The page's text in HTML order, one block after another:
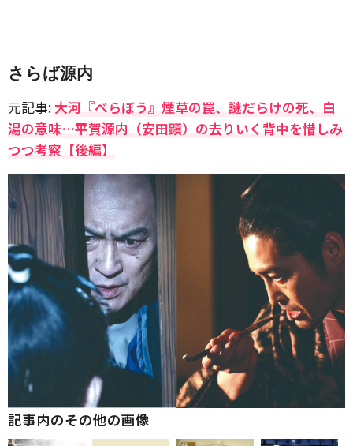
さらば源内
元記事:大河『べらぼう』煙草の罠、謎だらけの死、白
湯の意味…平賀源内（安田顕）の去りいく背中を惜しみ
つつ考察【後編】
記事内のその他の画像